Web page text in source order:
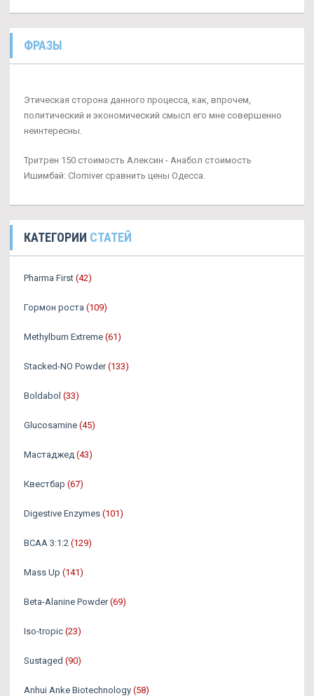
ФРАЗЫ
Этическая сторона данного процесса, как, впрочем,
политический и экономический смысл его мне совершенно
неинтересны.
Тритрен 150 стоимость Алексин - Анабол стоимость
Ишимбай: Clomiver сравнить цены Одесса.
КАТЕГОРИИ СТАТЕЙ
Pharma First (42)
Гормон роста (109)
Methylburn Extreme (61)
Stacked-NO Powder (133)
Boldabol (33)
Glucosamine (45)
Мастаджед (43)
Квестбар (67)
Digestive Enzymes (101)
BCAA 3:1:2 (129)
Mass Up (141)
Beta-Alanine Powder (69)
Iso-tropic (23)
Sustaged (90)
Anhui Anke Biotechnology (58)